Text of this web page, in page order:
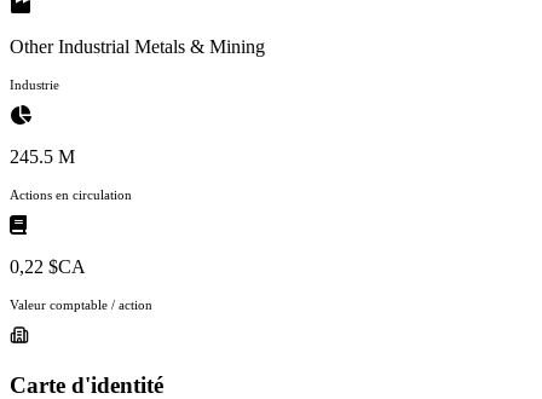
Other Industrial Metals & Mining
Industrie
245.5 M
Actions en circulation
0,22 $CA
Valeur comptable / action
Carte d'identité